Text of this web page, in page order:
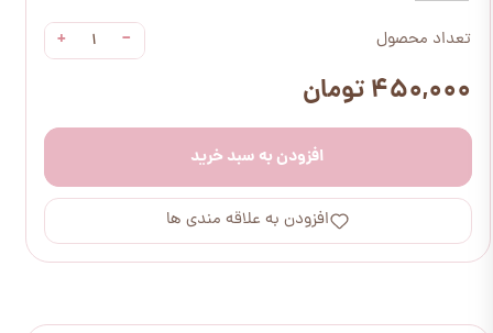
تعداد محصول −
+
۴۵۰,۰۰۰ تومان
افزودن به سبد خرید
افزودن به علاقه مندی ها